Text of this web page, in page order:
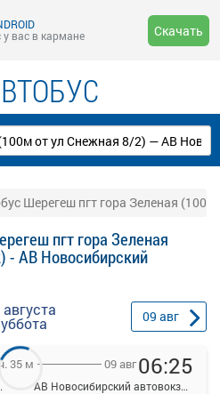
вас в кармане
Скачать
Шерегеш пгт гора Зеленая
пгт гора Зеленая
- АВ Новосибирский
09 авг
Снежная 8/2)
35 м 09 авг06:25
АВ Новосибирский автовокзал - Главный